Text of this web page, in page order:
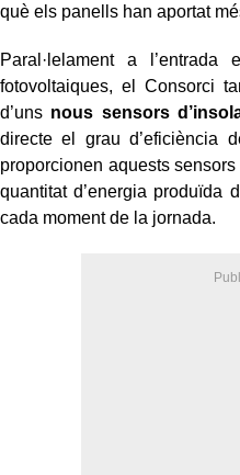
què els panells han aportat
Paral·lelament a
fotovoltaiques, el Consorci
d’uns nous sensors
directe el grau d’eficiència
proporcionen aquests
quantitat d’energia produïda
cada moment de la jornada.